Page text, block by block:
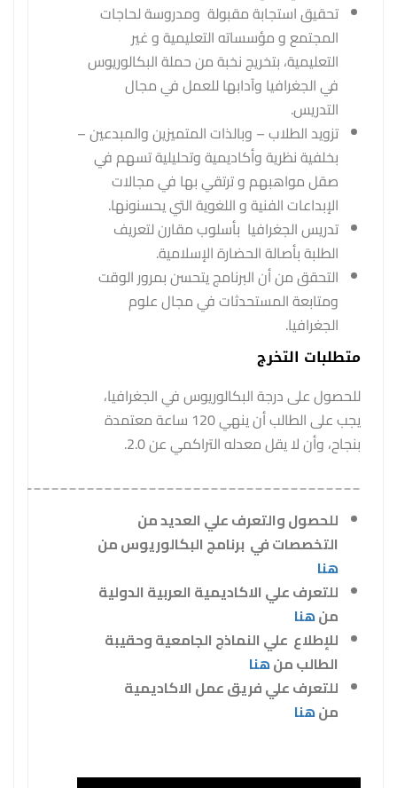
تحقيق استجابة مقبولة ومدروسة لحاجات
المجتمع و مؤسساته التعليمية و غير
التعليمية، بتخريج نخبة من حملة البكالوريوس
في الجغرافيا وآدابها للعمل في مجال
التدريس.
تزويد الطلاب – وبالذات المتميزين والمبدعين –
بخلفية نظرية وأكاديمية وتحليلية تسهم في
صقل مواهبهم و ترتقي بها في مجالات
الإبداعات الفنية و اللغوية التي يحسنونها.
تدريس الجغرافيا بأسلوب مقارن لتعريف
الطلبة بأصالة الحضارة الإسلامية.
التحقق من أن البرنامج يتحسن بمرور الوقت
ومتابعة المستحدثات في مجال علوم
الجغرافيا.
متطلبات التخرج
للحصول على درجة البكالوريوس في الجغرافيا،
يجب على الطالب أن ينهي 120 ساعة معتمدة
بنجاح، وأن لا يقل معدله التراكمي عن 2.0.
للحصول والتعرف علي العديد من
التخصصات في برنامج البكالوريوس من
هنا
للتعرف علي الاكاديمية العربية الدولية
منهنا
للإطلاع علي النماذج الجامعية وحقيبة
الطالب منهنا
للتعرف علي فريق عمل الاكاديمية
منهنا